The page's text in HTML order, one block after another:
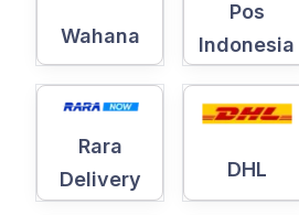
Wahana
Pos
Indonesia
Rara
Delivery
DHL